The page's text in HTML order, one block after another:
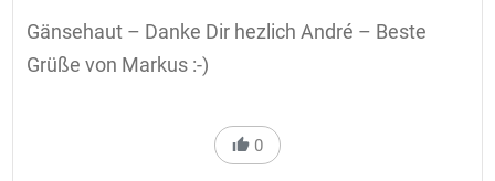
Gänsehaut – Danke Dir hezlich André – Beste
Grüße von Markus :-)
0